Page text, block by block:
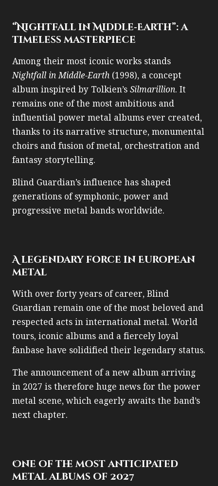
“Nightfall in Middle‑Earth”: a
timeless masterpiece
Among their most iconic works stands
Nightfall in Middle‑Earth (1998), a concept
album inspired by Tolkien’s Silmarillion. It
remains one of the most ambitious and
influential power metal albums ever created,
thanks to its narrative structure, monumental
choirs and fusion of metal, orchestration and
fantasy storytelling.
Blind Guardian’s influence has shaped
generations of symphonic, power and
progressive metal bands worldwide.
A legendary force in European
metal
With over forty years of career, Blind
Guardian remain one of the most beloved and
respected acts in international metal. World
tours, iconic albums and a fiercely loyal
fanbase have solidified their legendary status.
The announcement of a new album arriving
in 2027 is therefore huge news for the power
metal scene, which eagerly awaits the band’s
next chapter.
One of the most anticipated
metal albums of 2027